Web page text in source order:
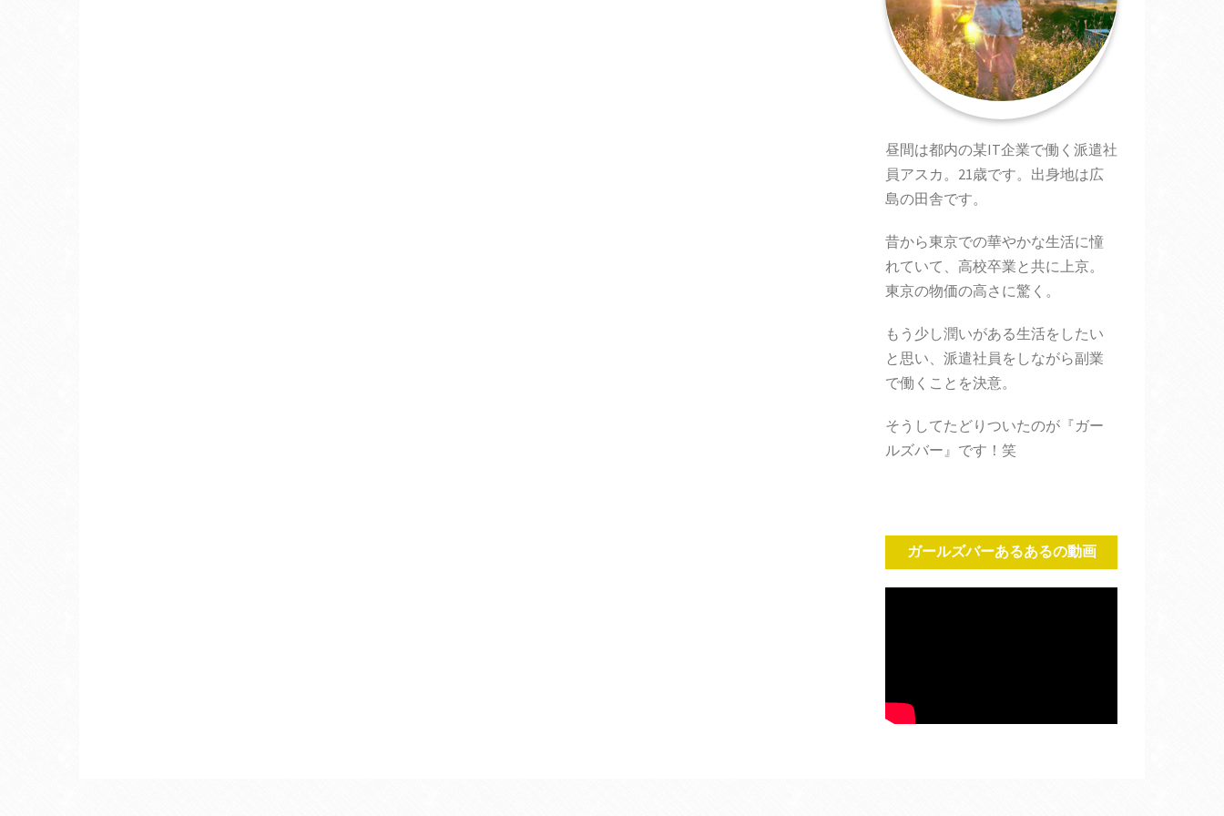
昼間は都内の某IT企業で働く派遣社
員アスカ。21歳です。出身地は広
島の田舎です。
昔から東京での華やかな生活に憧
れていて、高校卒業と共に上京。
東京の物価の高さに驚く。
もう少し潤いがある生活をしたい
と思い、派遣社員をしながら副業
で働くことを決意。
そうしてたどりついたのが『ガー
ルズバー』です！笑
ガールズバーあるあるの動画